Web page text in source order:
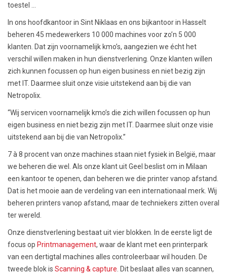
toestel …
In ons hoofdkantoor in Sint Niklaas en ons bijkantoor in Hasselt
beheren 45 medewerkers 10 000 machines voor zo’n 5 000
klanten. Dat zijn voornamelijk kmo’s, aangezien we écht het
verschil willen maken in hun dienstverlening. Onze klanten willen
zich kunnen focussen op hun eigen business en niet bezig zijn
met IT. Daarmee sluit onze visie uitstekend aan bij die van
Netropolix.
“Wij servicen voornamelijk kmo’s die zich willen focussen op hun
eigen business en niet bezig zijn met IT. Daarmee sluit onze visie
uitstekend aan bij die van Netropolix.”
7 à 8 procent van onze machines staan niet fysiek in België, maar
we beheren die wel. Als onze klant uit Geel beslist om in Milaan
een kantoor te openen, dan beheren we die printer vanop afstand.
Dat is het mooie aan de verdeling van een internationaal merk. Wij
beheren printers vanop afstand, maar de techniekers zitten overal
ter wereld.
Onze dienstverlening bestaat uit vier blokken. In de eerste ligt de
focus op Printmanagement, waar de klant met een printerpark
van een dertigtal machines alles controleerbaar wil houden. De
tweede blok is Scanning & capture . Dit beslaat alles van scannen,